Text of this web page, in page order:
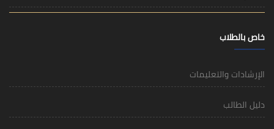
خاص بالطلاب
الإرشادات والتعليمات
دليل الطالب